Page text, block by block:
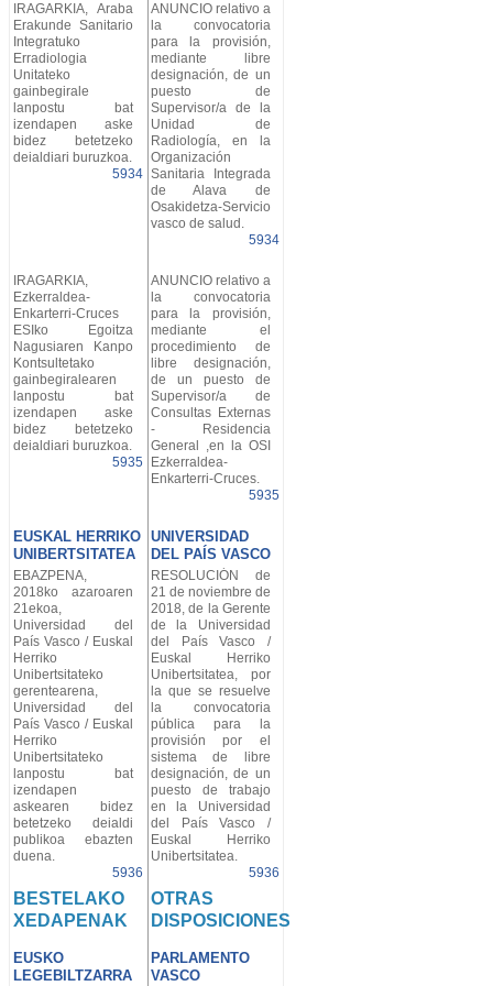
IRAGARKIA, Araba
Erakunde Sanitario
Integratuko
Erradiologia
Unitateko
gainbegirale
lanpostu bat
izendapen aske
bidez betetzeko
deialdiari buruzkoa.
5934
ANUNCIO relativo a
la convocatoria
para la provisión,
mediante libre
designación, de un
puesto de
Supervisor/a de la
Unidad de
Radiología, en la
Organización
Sanitaria Integrada
de Alava de
Osakidetza-Servicio
vasco de salud.
5934
IRAGARKIA,
Ezkerraldea-
Enkarterri-Cruces
ESIko Egoitza
Nagusiaren Kanpo
Kontsultetako
gainbegiralearen
lanpostu bat
izendapen aske
bidez betetzeko
deialdiari buruzkoa.
5935
ANUNCIO relativo a
la convocatoria
para la provisión,
mediante el
procedimiento de
libre designación,
de un puesto de
Supervisor/a de
Consultas Externas
- Residencia
General ,en la OSI
Ezkerraldea-
Enkarterri-Cruces.
5935
EUSKAL HERRIKO
UNIBERTSITATEA
UNIVERSIDAD
DEL PAÍS VASCO
EBAZPENA,
2018ko azaroaren
21ekoa,
Universidad del
País Vasco / Euskal
Herriko
Unibertsitateko
gerentearena,
Universidad del
País Vasco / Euskal
Herriko
Unibertsitateko
lanpostu bat
izendapen
askearen bidez
betetzeko deialdi
publikoa ebazten
duena.
5936
RESOLUCIÓN de
21 de noviembre de
2018, de la Gerente
de la Universidad
del País Vasco /
Euskal Herriko
Unibertsitatea, por
la que se resuelve
la convocatoria
pública para la
provisión por el
sistema de libre
designación, de un
puesto de trabajo
en la Universidad
del País Vasco /
Euskal Herriko
Unibertsitatea.
5936
BESTELAKO
XEDAPENAK
EUSKO
LEGEBILTZARRA
OTRAS
DISPOSICIONES
PARLAMENTO
VASCO